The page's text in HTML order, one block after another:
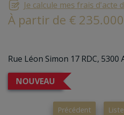
Je calcule mes frais d'acte
À partir de € 235.000
Rue Léon Simon 17 RDC, 5300
NOUVEAU
Précédent Liste